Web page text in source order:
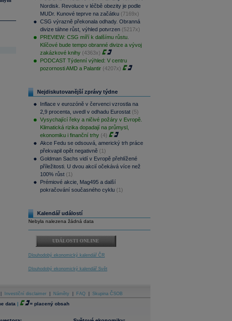
Nordisk. Revoluce v léčbě obezity je podle
MUDr. Kunové teprve na začátku (7169x)
CSG výrazně překonala odhady. Obranná
divize táhne růst, výhled potvrzen (5217x)
PREVIEW: CSG míří k dalšímu růstu.
Klíčové bude tempo obranné divize a vývoj
zakázkové knihy (4363x)
PODCAST Týdenní výhled: V centru
pozornosti AMD a Palantir (4207x)
Nejdiskutovanější zprávy týdne
Inflace v eurozóně v červenci vzrostla na
2,9 procenta, uvedl v odhadu Eurostat (5)
Vysychající řeky a ničivé požáry v Evropě.
Klimatická rizika dopadají na průmysl,
ekonomiku i finanční trhy (4)
Akce Fedu se odsouvá, americký trh práce
překvapil opět negativně (1)
Goldman Sachs vidí v Evropě přehlížené
příležitosti. U dvou akcií očekává více než
100% růst (1)
Prémiové akcie, Mag495 a další
pokračování současného cyklu (1)
Kalendář událostí
Nebyla nalezena žádná data
UDÁLOSTI ONLINE
Dlouhodobý ekonomický kalendář ČR
Dlouhodobý ekonomický kalendář Svět
Investiční disclaimer Náměty FAQ Skupina ČSOB
data | = placený obsah